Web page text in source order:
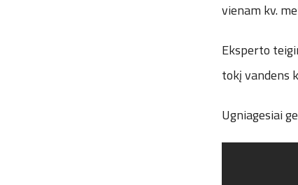
vienam kv.
Eksperto
tokį vandens
Ugniagesiai